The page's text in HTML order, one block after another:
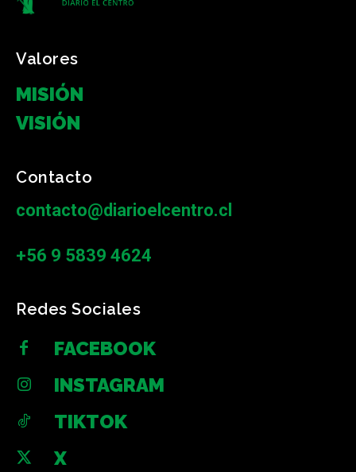
Valores
MISIÓN
VISIÓN
Contacto
contacto@diarioelcentro.cl
+56 9 5839 4624
Redes Sociales
FACEBOOK
INSTAGRAM
TIKTOK
X